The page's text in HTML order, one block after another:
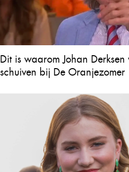
Dit is waarom Johan
schuiven bij De Oranjezomer